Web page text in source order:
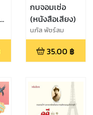
กบจอมเซ่อ
(หนังสือเสียง)
นภัส พัชร์สม
35.00 ฿